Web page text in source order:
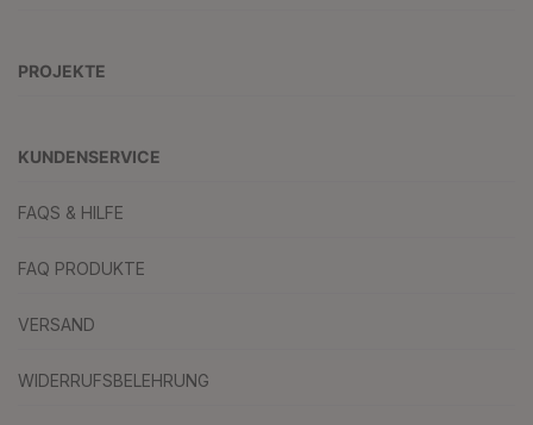
PROJEKTE
KUNDENSERVICE
FAQS & HILFE
FAQ PRODUKTE
VERSAND
WIDERRUFSBELEHRUNG